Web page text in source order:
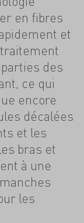
en fibres
et
des
ce qui
encore
décalées
et les
bras et
à une
les